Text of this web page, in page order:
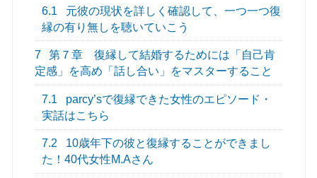
6.1
元彼の現状を詳しく確認して、一つ一つ復
縁の有り無しを聴いていこう
7
第７章 復縁して結婚するためには「自己肯
定感」を高め「話し合い」をマスターすること
7.1
parcy’sで復縁できた女性のエピソード・
実話はこちら
7.2
10歳年下の彼と復縁することができまし
た！40代女性M.Aさん